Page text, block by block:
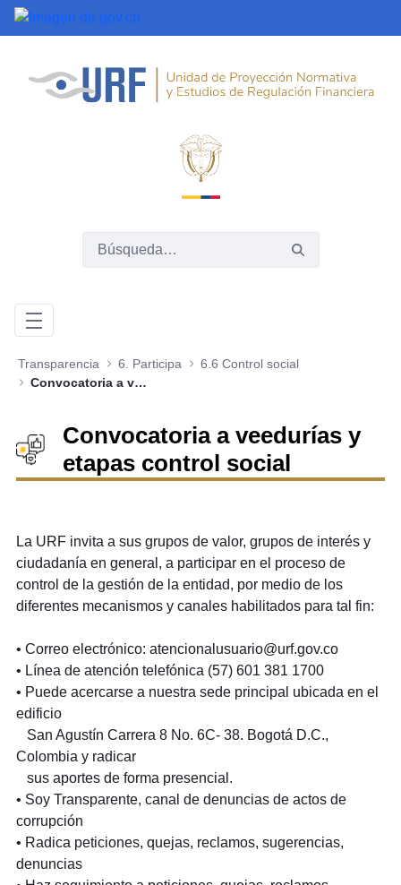
Saltar al contenido principal
Transparencia 6. Participa
6.6 Control social
Convocatoria a veedurías y etapas control social
Convocatoria a veedurías y
etapas control social
La URF invita a sus grupos de valor, grupos de interés y
ciudadanía en general, a participar en el proceso de
control de la gestión de la entidad, por medio de los
diferentes mecanismos y canales habilitados para tal fin:
• Correo electrónico: atencionalusuario@urf.gov.co
• Línea de atención telefónica (57) 601 381 1700
• Puede acercarse a nuestra sede principal ubicada en el
edificio
San Agustín Carrera 8 No. 6C- 38. Bogotá D.C.,
Colombia y radicar
sus aportes de forma presencial.
• Soy Transparente, canal de denuncias de actos de
corrupción
• Radica peticiones, quejas, reclamos, sugerencias,
denuncias